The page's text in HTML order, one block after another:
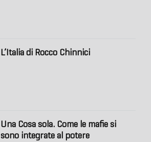
L’Italia di Rocco Chinnici
Una Cosa sola. Come le mafie si
sono integrate al potere